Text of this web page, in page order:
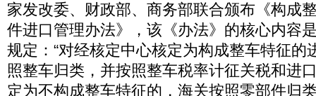
家发改委、财政部、商务部联合颁布《构成
件进口管理办法》，该《办法》的核心内容
规定：“对经核定中心核定为构成整车特征的
照整车归类，并按照整车税率计征关税和进
定为不构成整车特征的，海关按照零部件归